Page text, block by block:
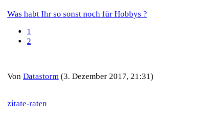
Was habt Ihr so sonst noch für Hobbys ?
1
2
Von Datastorm (3. Dezember 2017, 21:31)
zitate-raten